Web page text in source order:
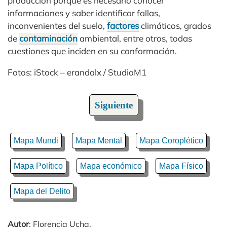
informaciones y saber identificar fallas,
inconvenientes del suelo, factoresclimáticos, grados
decontaminaciónambiental, entre otros, todas
cuestiones que inciden en su conformación.
Fotos: iStock – erandalx / StudioM1
Siguiente
Mapa Mundi Mapa Mental Mapa Coroplético
Mapa Político Mapa económico Mapa Físico
Mapa del Delito
Autor: Florencia Ucha.